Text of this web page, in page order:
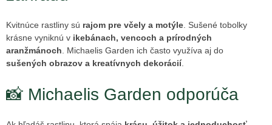
Kvitnúce rastliny sú rajom pre včely a motýle . Sušené tobolky
krásne vyniknú v ikebánach, vencoch a prírodných
aranžmánoch . Michaelis Garden ich často využíva aj do
sušených obrazov a kreatívnych dekorácií.
📸 Michaelis Garden odporúča